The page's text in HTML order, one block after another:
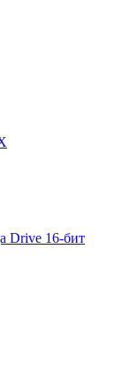
Drive 16-бит